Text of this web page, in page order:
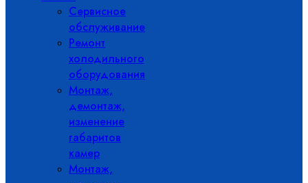
Сервисное
обслуживание
Ремонт
холодильного
оборудования
Монтаж,
демонтаж,
изменение
габаритов
камер
Монтаж,